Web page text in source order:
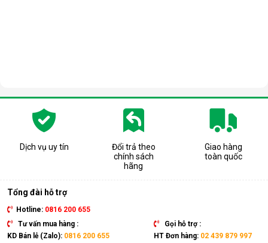
Dịch vụ uy tín
Đổi trả theo
chính sách
hãng
Giao hàng
toàn quốc
Tổng đài hỗ trợ
Hotline: 0816 200 655
Tư vấn mua hàng :
KD Bán lẻ (Zalo): 0816 200 655
Gọi hỗ trợ :
HT Đơn hàng: 02 439 879 997